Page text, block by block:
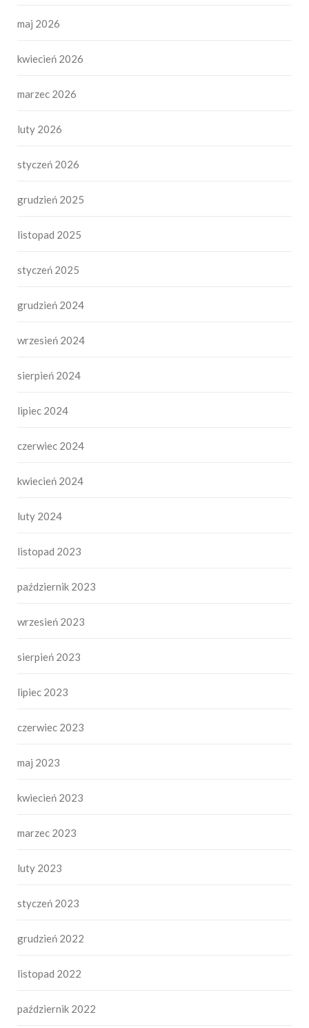
maj 2026
kwiecień 2026
marzec 2026
luty 2026
styczeń 2026
grudzień 2025
listopad 2025
styczeń 2025
grudzień 2024
wrzesień 2024
sierpień 2024
lipiec 2024
czerwiec 2024
kwiecień 2024
luty 2024
listopad 2023
październik 2023
wrzesień 2023
sierpień 2023
lipiec 2023
czerwiec 2023
maj 2023
kwiecień 2023
marzec 2023
luty 2023
styczeń 2023
grudzień 2022
listopad 2022
październik 2022